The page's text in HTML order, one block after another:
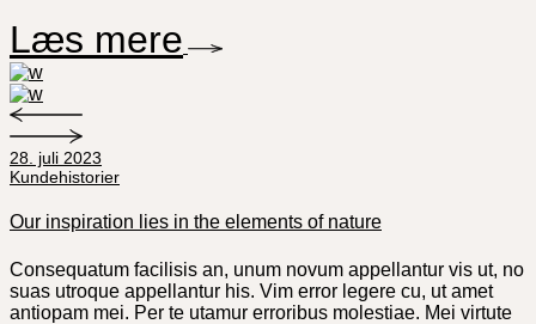
Læs mere
28. juli 2023
Kundehistorier
Our inspiration lies in the elements of nature
Consequatum facilisis an, unum novum appellantur vis ut, no
suas utroque appellantur his. Vim error legere cu, ut amet
antiopam mei. Per te utamur erroribus molestiae. Mei virtute